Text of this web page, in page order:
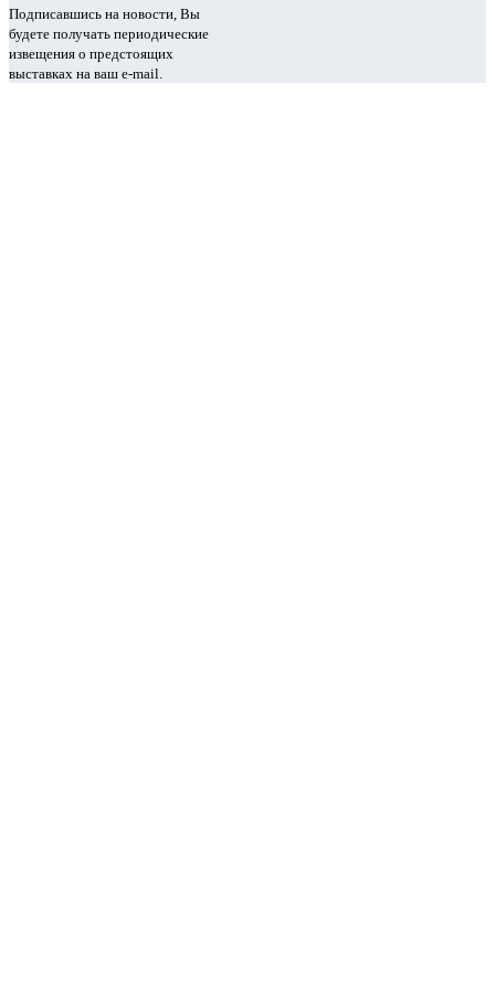
Подписавшись на новости, Вы
будете получать периодические
извещения о предстоящих
выставках на ваш e-mail.